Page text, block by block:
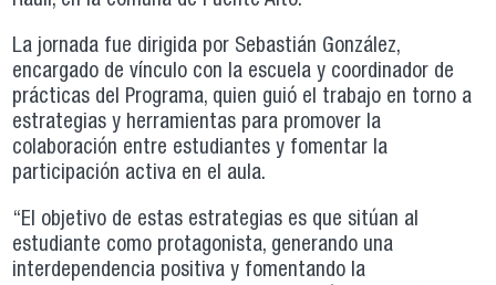
La jornada fue dirigida por Sebastián González,
encargado de vínculo con la escuela y coordinador de
prácticas del Programa, quien guió el trabajo en torno a
estrategias y herramientas para promover la
colaboración entre estudiantes y fomentar la
participación activa en el aula.
“El objetivo de estas estrategias es que sitúan al
estudiante como protagonista, generando una
interdependencia positiva y fomentando la